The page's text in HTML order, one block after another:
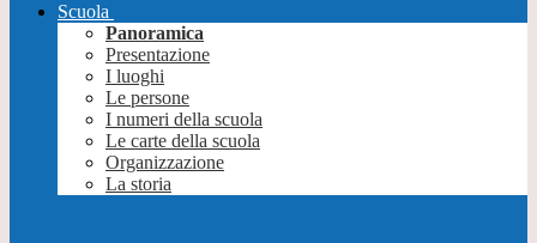
Scuola
Panoramica
Presentazione
I luoghi
Le persone
I numeri della scuola
Le carte della scuola
Organizzazione
La storia